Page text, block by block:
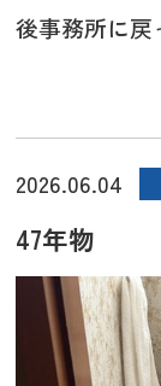
後事務所に戻
2026.06.04
47年物